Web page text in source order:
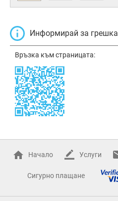
Информирай за грешка
Връзка към страницата:
Начало Услуги
Сигурно плащане